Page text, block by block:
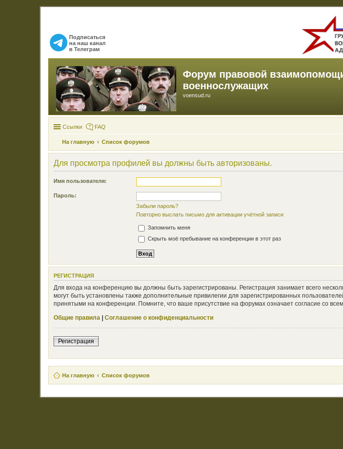
Подписаться
на наш канал
в Телеграм
Форум правовой
военнослужащих
voensud.ru
Ссылки FAQ
На главную Список форумов
Для просмотра профилей вы должны быть авторизованы.
Имя пользователя:
Пароль:
Забыли пароль?
Повторно выслать письмо для активации учётной записи
Запомнить меня
Скрыть моё пребывание на конференции в этот раз
РЕГИСТРАЦИЯ
Для входа на конференцию вы должны быть зарегистрированы. Регистрация занимает всего
могут быть установлены также дополнительные привилегии для зарегистрированных
принятыми на конференции. Помните, что ваше присутствие на форумах означает согласие со
Общие правила | Соглашение о конфиденциальности
Регистрация
На главную Список форумов